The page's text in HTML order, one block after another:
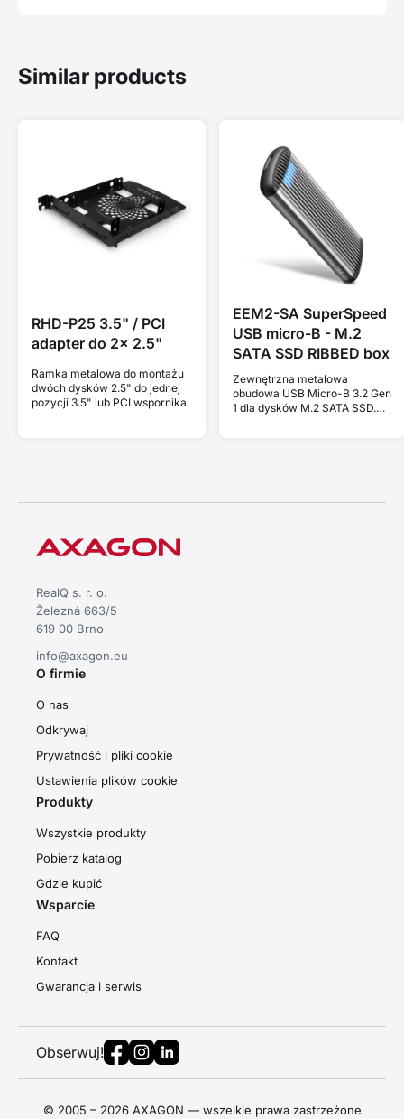
Similar products
RHD-P25 3.5" / PCI
adapter do 2x 2.5"
Ramka metalowa do montażu
dwóch dysków 2.5" do jednej
pozycji 3.5" lub PCI wspornika.
EEM2-SA SuperSpeed
USB micro-B - M.2
SATA SSD RIBBED box
Zewnętrzna metalowa
obudowa USB Micro-B 3.2 Gen
1 dla dysków M.2 SATA SSD.
RealQ s. r. o.
Železná 663/5
619 00 Brno
info@axagon.eu
O firmie
O nas
Odkrywaj
Prywatność i pliki cookie
Ustawienia plików cookie
Produkty
Wszystkie produkty
Pobierz katalog
Gdzie kupić
Wsparcie
FAQ
Kontakt
Gwarancja i serwis
Obserwuj!
© 2005 – 2026 AXAGON — wszelkie prawa zastrzeżone